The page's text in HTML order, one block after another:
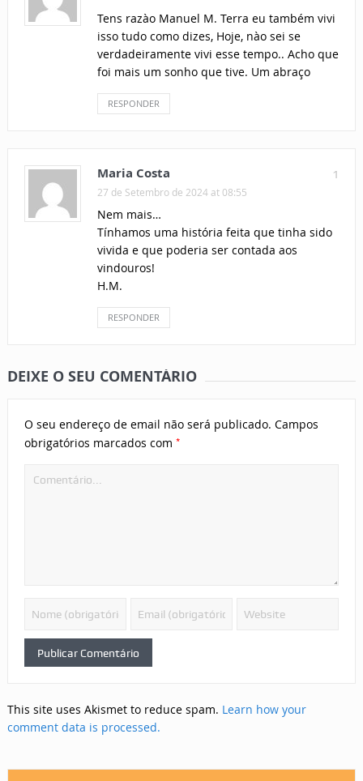
Tens razào Manuel M. Terra eu também vivi
isso tudo como dizes, Hoje, nào sei se
verdadeiramente vivi esse tempo.. Acho que
foi mais um sonho que tive. Um abraço
RESPONDER
1
Maria Costa
27 de Setembro de 2024 at 08:55
Nem mais…
Tínhamos uma história feita que tinha sido
vivida e que poderia ser contada aos
vindouros!
H.M.
RESPONDER
DEIXE O SEU COMENTÁRIO
O seu endereço de email não será publicado. Campos
obrigatórios marcados com *
This site uses Akismet to reduce spam. Learn how your
comment data is processed.